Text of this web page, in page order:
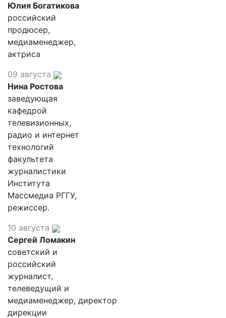
Юлия Богатикова
российский
продюсер,
медиаменеджер,
актриса
09 августа
Нина Ростова
заведующая
кафедрой
телевизионных,
радио и интернет
технологий
факультета
журналистики
Института
Массмедиа РГГУ,
режиссер.
10 августа
Сергей Ломакин
советский и
российский
журналист,
телеведущий и
медиаменеджер, директор
дирекции